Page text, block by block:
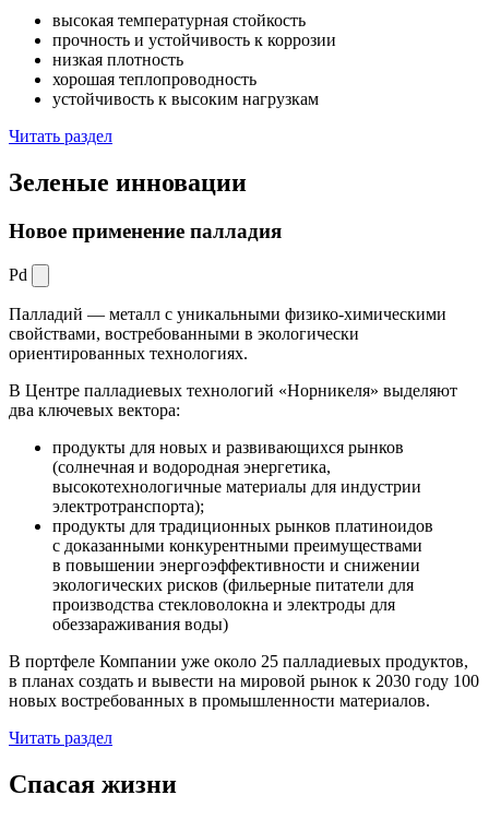
высокая температурная стойкость
прочность и устойчивость к коррозии
низкая плотность
хорошая теплопроводность
устойчивость к высоким нагрузкам
Читать раздел
Зеленые инновации
Новое применение палладия
Pd
Палладий — металл с уникальными физико-химическими
свойствами, востребованными в экологически
ориентированных технологиях.
В Центре палладиевых технологий «Норникеля» выделяют
два ключевых вектора:
продукты для новых и развивающихся рынков
(солнечная и водородная энергетика,
высокотехнологичные материалы для индустрии
электротранспорта);
продукты для традиционных рынков платиноидов
с доказанными конкурентными преимуществами
в повышении энергоэффективности и снижении
экологических рисков (фильерные питатели для
производства стекловолокна и электроды для
обеззараживания воды)
В портфеле Компании уже около 25 палладиевых продуктов,
в планах создать и вывести на мировой рынок к 2030 году 100
новых востребованных в промышленности материалов.
Читать раздел
Спасая жизни